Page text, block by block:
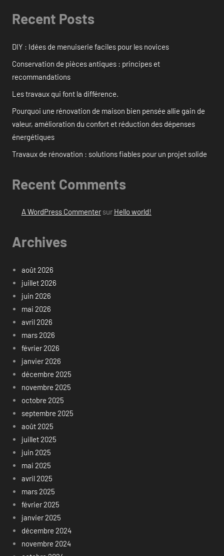
Recent Posts
DIY : Idées de menuiserie faciles pour les novices
Conservation de pièces antiques : principes et
recommandations
Les travaux qui font la différence.
Pourquoi une rénovation de maison bien pensée allie gain de
valeur, amélioration du confort et réduction des dépenses
énergétiques
Travaux de rénovation : solutions fiables pour un projet solide
Recent Comments
A WordPress Commentersur Hello world!
Archives
août 2026
juillet 2026
juin 2026
mai 2026
avril 2026
mars 2026
février 2026
janvier 2026
décembre 2025
novembre 2025
octobre 2025
septembre 2025
août 2025
juillet 2025
juin 2025
mai 2025
avril 2025
mars 2025
février 2025
janvier 2025
décembre 2024
novembre 2024